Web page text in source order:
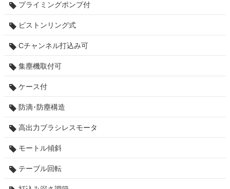
プライミングポンプ付
ピストンリング式
Cチャンネル打込み可
集塵機取付可
ケース付
防滴･防塵構造
高出力ブラシレスモータ
モートル傾斜
テーブル回転